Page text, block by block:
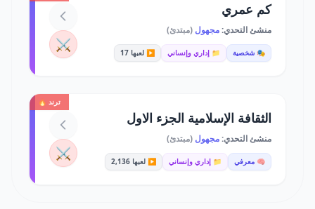
كم عمري
منشئ التحدي:مجهول (مبتدئ)
🎭 شخصية 📁 إداري وإنساني ▶️ لعبها 17 ⚔️
ترند 🔥
الثقافة الإسلامية الجزء الاول
منشئ التحدي:مجهول (مبتدئ)
🧠 معرفي 📁 إداري وإنساني ▶️ لعبها 2,136 ⚔️